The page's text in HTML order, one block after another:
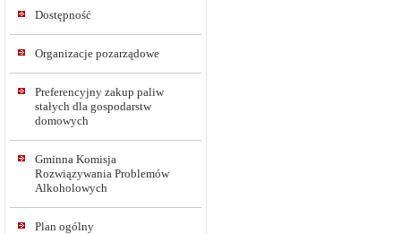
Dostępność
Organizacje pozarządowe
Preferencyjny zakup paliw
stałych dla gospodarstw
domowych
Gminna Komisja
Rozwiązywania Problemów
Alkoholowych
Plan ogólny